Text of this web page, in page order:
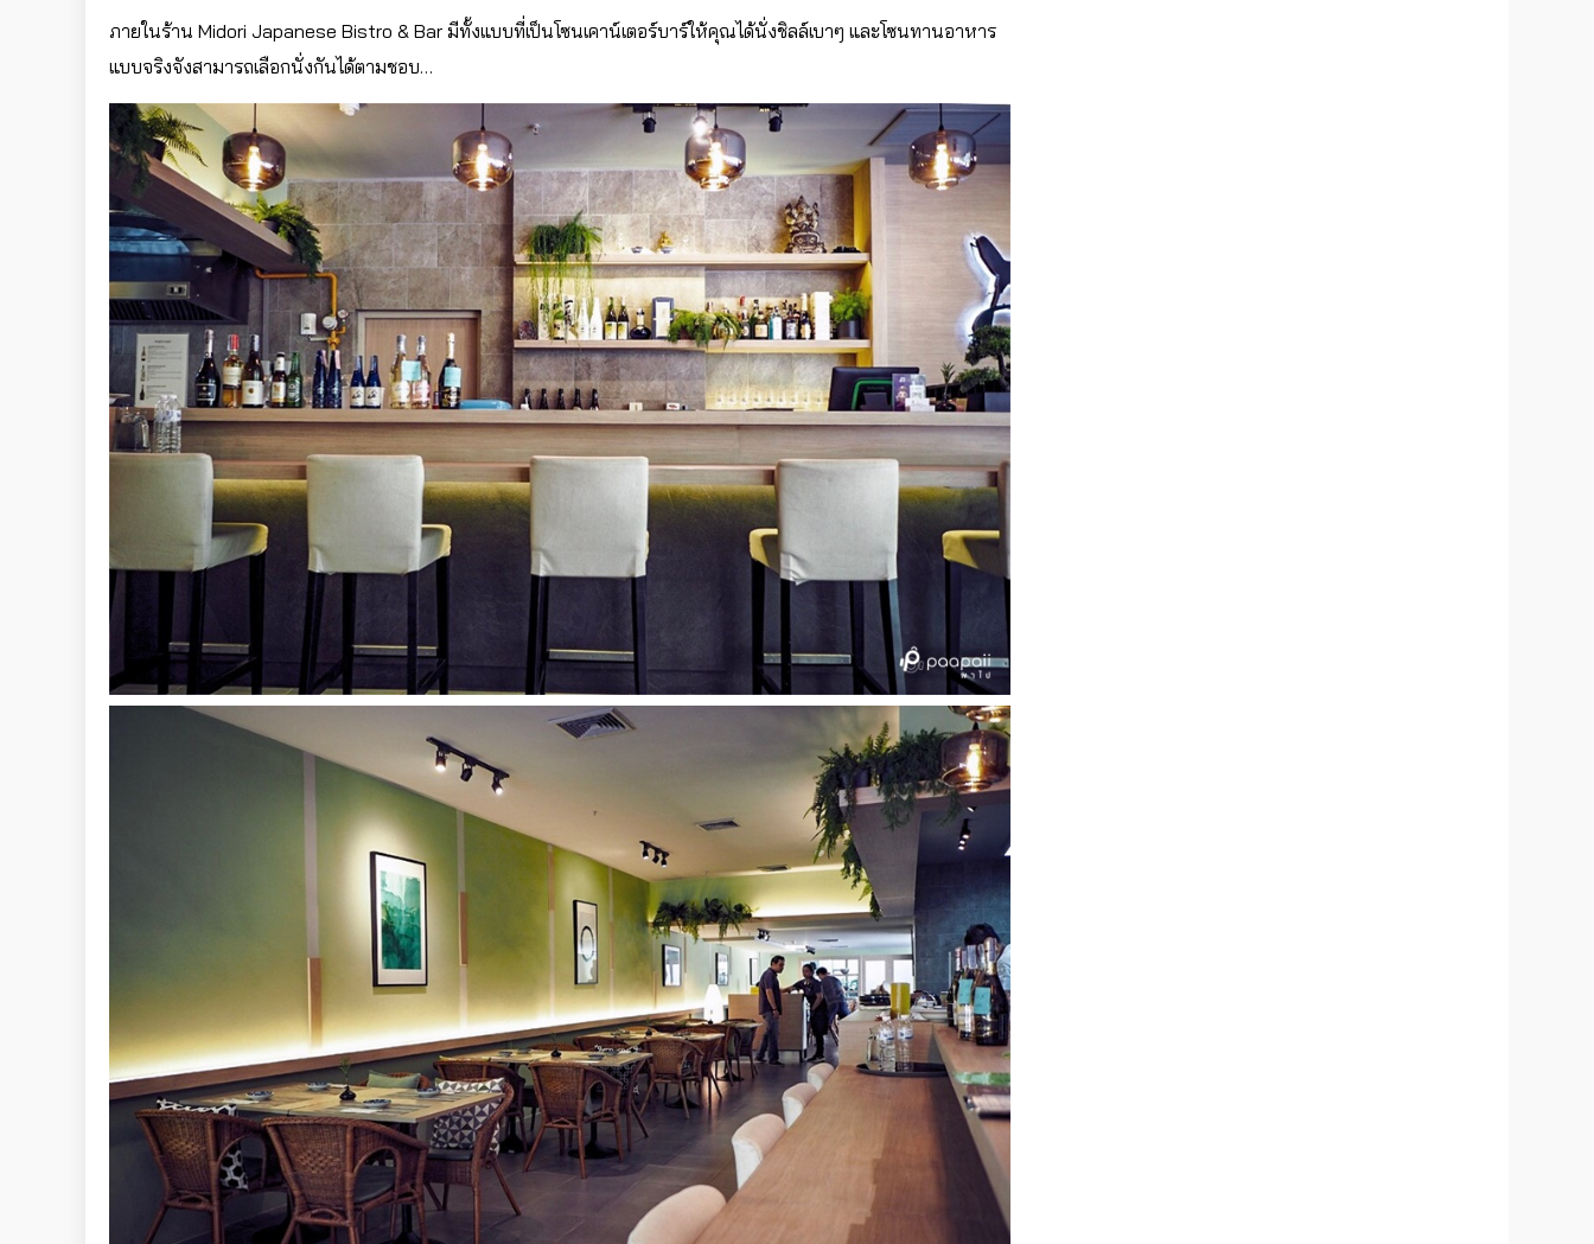
ภายในร้าน Midori Japanese Bistro & Bar มีทั้งแบบที่เป็นโซนเคาน์เตอร์บาร์ให้คุณได้นั่งชิลล์เบาๆ และโซนทานอาหาร
แบบจริงจังสามารถเลือกนั่งกันได้ตามชอบ…